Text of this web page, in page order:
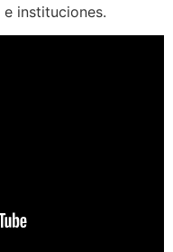
instituciones.